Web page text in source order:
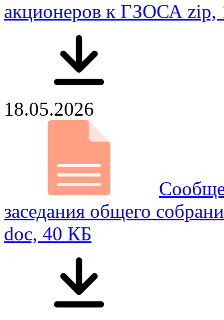
акционеров к ГЗОСА zip,
18.05.2026
заседания общего
doc, 40 КБ